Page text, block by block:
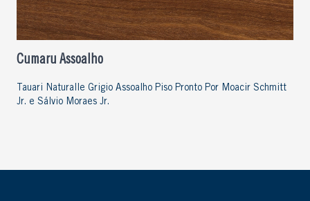
Cumaru Assoalho
Tauari Naturalle Grigio Assoalho Piso Pronto Por Moacir Schmitt
Jr. e Sálvio Moraes Jr.